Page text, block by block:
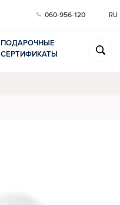
060-956-120 RU
ПОДАРОЧНЫЕ
СЕРТИФИКАТЫ